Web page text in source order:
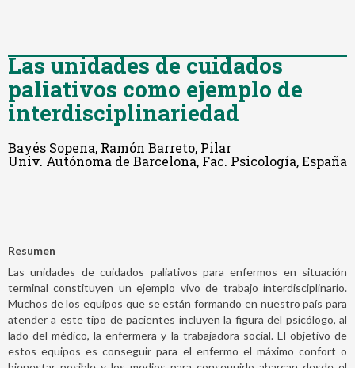
Las unidades de cuidados
paliativos como ejemplo de
interdisciplinariedad
Bayés Sopena, Ramón Barreto, Pilar
Univ. Autónoma de Barcelona, Fac. Psicología, España
Resumen
Las unidades de cuidados paliativos para enfermos en situación
terminal constituyen un ejemplo vivo de trabajo interdisciplinario.
Muchos de los equipos que se están formando en nuestro país para
atender a este tipo de pacientes incluyen la figura del psicólogo, al
lado del médico, la enfermera y la trabajadora social. El objetivo de
estos equipos es conseguir para el enfermo el máximo confort o